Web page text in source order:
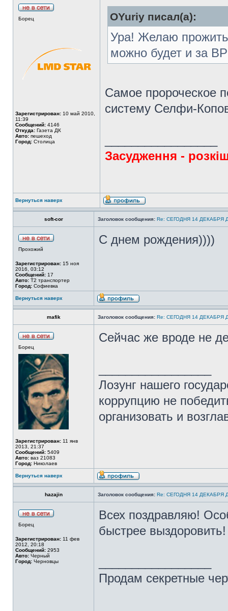
Борец
Зарегистрирован: 10 май 2010,
11:39
Сообщений: 4146
Откуда: Газета ДК
Авто: пешеход
Город: Столица
OYuriy писал(а):
Ура! Желаю
можно будет и за
Самое пророческое
систему Селфи-
Засудження -
Вернуться наверх
soft-cor Заголовок сообщения: Re: СЕГОДНЯ 14
Прохожий
Зарегистрирован: 15 ноя
2016, 03:12
Сообщений: 17
Авто: Т2 транспортер
Город: Софиевка
С днем рождения))))
Вернуться наверх
mafik Заголовок сообщения: Re: СЕГОДНЯ 14
Борец
Зарегистрирован: 11 янв
2013, 21:37
Сообщений: 5409
Авто: ваз 21083
Город: Николаев
Сейчас же вроде не
Лозунг нашего
коррупцию не
организовать и
Вернуться наверх
hazajin Заголовок сообщения: Re: СЕГОДНЯ 14
Борец
Зарегистрирован: 11 фев
2012, 20:18
Сообщений: 2953
Авто: Черный
Город: Черновцы
Всех поздравляю!
быстрее выздоровить!
Продам секретные